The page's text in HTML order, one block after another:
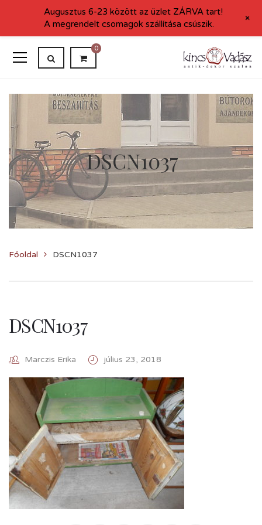
0
DSCN1037
Főoldal DSCN1037
DSCN1037
Marczis Erika július 23, 2018
Augusztus 6-23 között az üzlet ZÁRVA tart!
A megrendelt csomagok szállítása csúszik.
+